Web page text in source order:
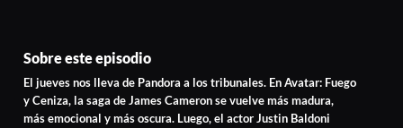
Sobre este episodio
El jueves nos lleva de Pandora a los tribunales. En Avatar: Fuego
y Ceniza, la saga de James Cameron se vuelve más madura,
más emocional y más oscura. Luego, el actor Justin Baldoni